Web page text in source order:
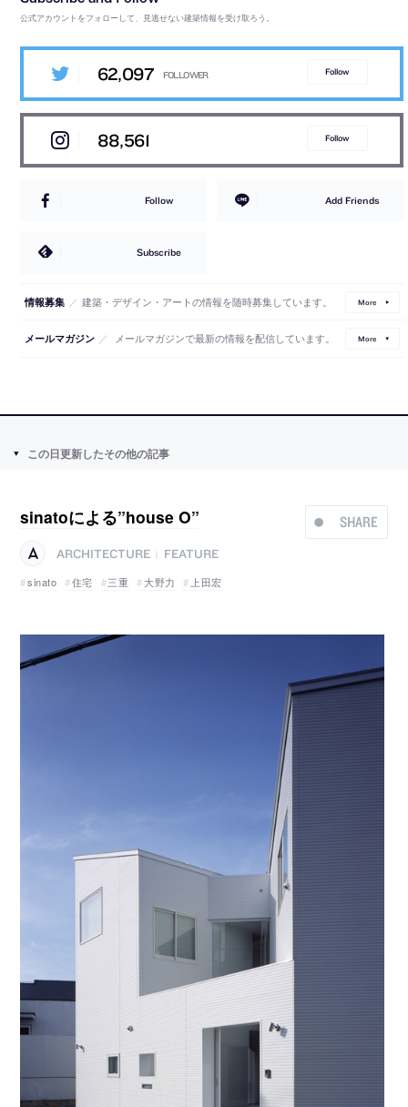
公式アカウントをフォローして、見逃せない建築情報を受け取ろう。
62,097 Follow
88,561 Follow
Follow Add Friends
Subscribe
情報募集 ／ 建築・デザイン・アートの情報を随時募集しています。 More
メールマガジン ／ メールマガジンで最新の情報を配信しています。 More
この日更新したその他の記事
SHARE
sinatoによる”house O”
ARCHITECTURE
FEATURE
sinato
住宅 三重 大野力 上田宏